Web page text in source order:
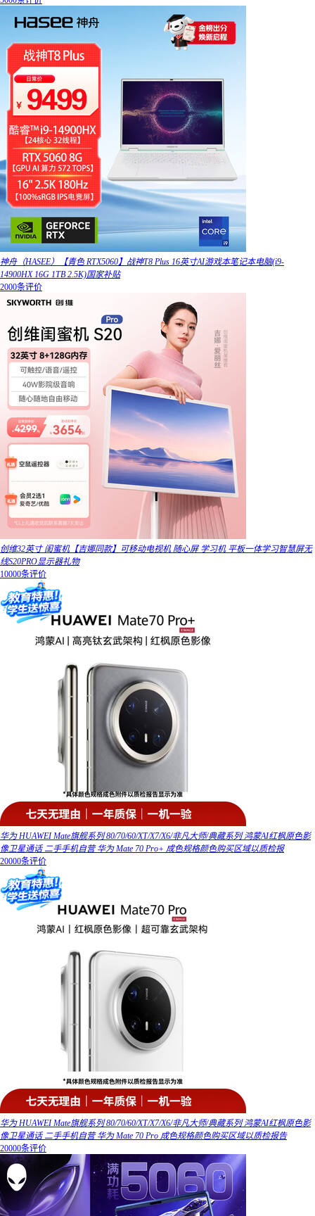
神舟（HASEE）【青色 RTX5060】战神T8 Plus 16英寸AI游戏本笔记本电脑(i9-
14900HX 16G 1TB 2.5K)国家补贴
2000条评价
创维32英寸 闺蜜机【吉娜同款】可移动电视机 随心屏 学习机 平板一体学习智慧屏无
线S20PRO显示器礼物
10000条评价
华为 HUAWEI Mate旗舰系列 80/70/60/XT/X7/X6/非凡大师/典藏系列 鸿蒙AI红枫原色影
像卫星通话 二手手机自营 华为 Mate 70 Pro+ 成色规格颜色购买区域以质检报
20000条评价
华为 HUAWEI Mate旗舰系列 80/70/60/XT/X7/X6/非凡大师/典藏系列 鸿蒙AI红枫原色影
像卫星通话 二手手机自营 华为 Mate 70 Pro 成色规格颜色购买区域以质检报告
20000条评价